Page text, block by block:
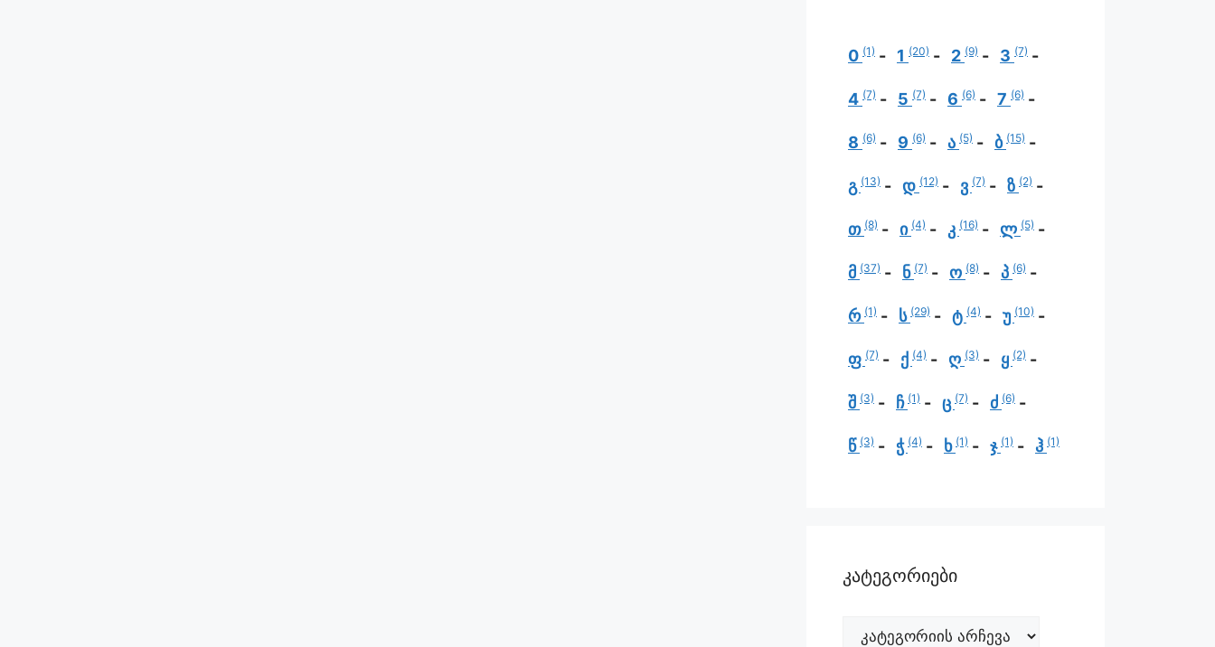
0 (1) 1 (20) 2 (9) 3 (7)
4 (7) 5 (7) 6 (6) 7 (6)
8 (6) 9 (6) ა (5) ბ (15)
გ (13) დ (12) ვ (7) ზ (2)
თ (8) ი (4) კ (16) ლ (5)
მ (37) ნ (7) ო (8) პ (6)
რ (1) ს (29) ტ (4) უ (10)
ფ (7) ქ (4) ღ (3) ყ (2)
შ (3) ჩ (1) ც (7) ძ (6)
წ (3) ჭ (4) ხ (1) ჯ (1) ჰ (1)
კატეგორიები